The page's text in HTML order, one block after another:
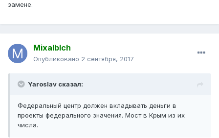
замене.
Mixalblch
Опубликовано 2 сентября, 2017
Yaroslav сказал:
Федеральный центр должен вкладывать деньги в
проекты федерального значения. Мост в Крым из их
числа.